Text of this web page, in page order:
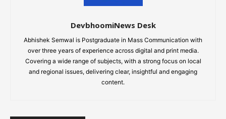
DevbhoomiNews Desk
Abhishek Semwal is Postgraduate in Mass Communication with
over three years of experience across digital and print media.
Covering a wide range of subjects, with a strong focus on local
and regional issues, delivering clear, insightful and engaging
content.